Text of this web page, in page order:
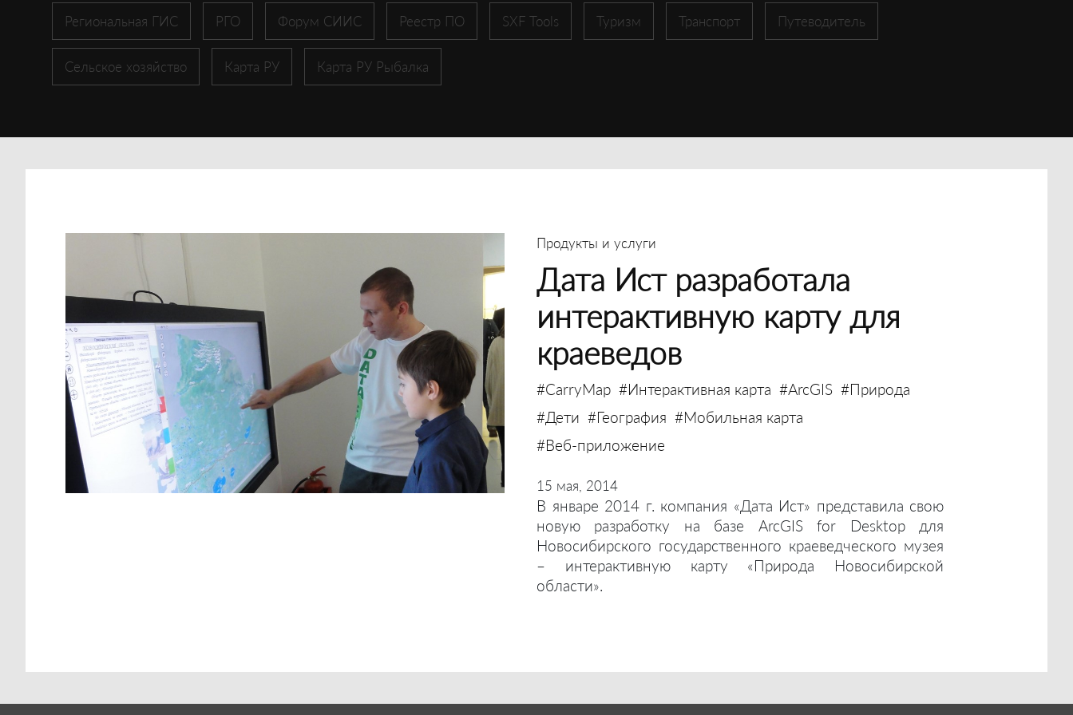
Региональная ГИС РГО Форум СИИС Реестр ПО SXF Tools Туризм Транспорт Путеводитель
Сельское хозяйство Карта РУ Карта РУ Рыбалка
Продукты и услуги
Дата Ист разработала
интерактивную карту для
краеведов
#CarryMap #Интерактивная карта #ArcGIS #Природа
#Дети #География #Мобильная карта
#Веб-приложение
15 мая, 2014
В январе 2014 г. компания «Дата Ист» представила свою
новую разработку на базе ArcGIS for Desktop для
Новосибирского государственного краеведческого музея
– интерактивную карту «Природа Новосибирской
области».